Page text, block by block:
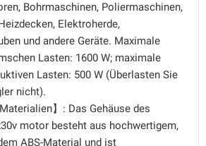
Bohrmaschinen, Poliermaschinen,
Elektroherde,
und andere Geräte. Maximale
Lasten: 1600 W; maximale
Lasten: 500 W (Überlasten Sie
nicht).
】: Das Gehäuse des
motor besteht aus hochwertigem,
ABS-Material und ist